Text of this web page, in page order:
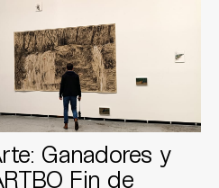
Ganadores y
Fin de